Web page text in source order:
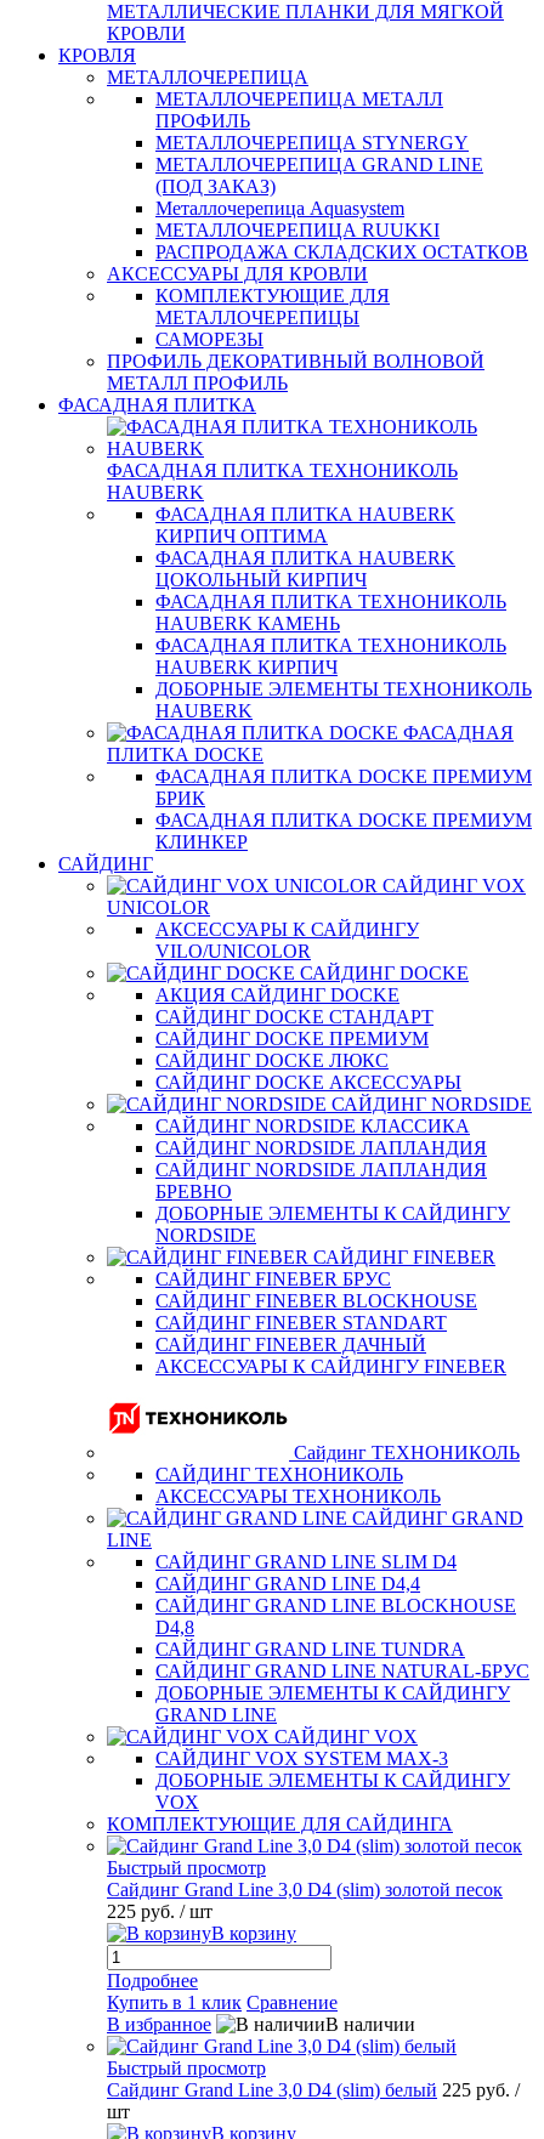
МЕТАЛЛИЧЕСКИЕ ПЛАНКИ ДЛЯ МЯГКОЙ
КРОВЛИ
КРОВЛЯ
МЕТАЛЛОЧЕРЕПИЦА
МЕТАЛЛОЧЕРЕПИЦА МЕТАЛЛ
ПРОФИЛЬ
МЕТАЛЛОЧЕРЕПИЦА STYNERGY
МЕТАЛЛОЧЕРЕПИЦА GRAND LINE
(ПОД ЗАКАЗ)
Металлочерепица Aquasystem
МЕТАЛЛОЧЕРЕПИЦА RUUKKI
РАСПРОДАЖА СКЛАДСКИХ ОСТАТКОВ
АКСЕССУАРЫ ДЛЯ КРОВЛИ
КОМПЛЕКТУЮЩИЕ ДЛЯ
МЕТАЛЛОЧЕРЕПИЦЫ
САМОРЕЗЫ
ПРОФИЛЬ ДЕКОРАТИВНЫЙ ВОЛНОВОЙ
МЕТАЛЛ ПРОФИЛЬ
ФАСАДНАЯ ПЛИТКА
ФАСАДНАЯ ПЛИТКА ТЕХНОНИКОЛЬ
HAUBERK
ФАСАДНАЯ ПЛИТКА HAUBERK
КИРПИЧ ОПТИМА
ФАСАДНАЯ ПЛИТКА HAUBERK
ЦОКОЛЬНЫЙ КИРПИЧ
ФАСАДНАЯ ПЛИТКА ТЕХНОНИКОЛЬ
HAUBERK КАМЕНЬ
ФАСАДНАЯ ПЛИТКА ТЕХНОНИКОЛЬ
HAUBERK КИРПИЧ
ДОБОРНЫЕ ЭЛЕМЕНТЫ ТЕХНОНИКОЛЬ
HAUBERK
ФАСАДНАЯ
ПЛИТКА DOCKE
ФАСАДНАЯ ПЛИТКА DOCKE ПРЕМИУМ
БРИК
ФАСАДНАЯ ПЛИТКА DOCKE ПРЕМИУМ
КЛИНКЕР
САЙДИНГ
САЙДИНГ VOX
UNICOLOR
АКСЕССУАРЫ К САЙДИНГУ
VILO/UNICOLOR
САЙДИНГ DOCKE
АКЦИЯ САЙДИНГ DOCKE
САЙДИНГ DOCKE СТАНДАРТ
САЙДИНГ DOCKE ПРЕМИУМ
САЙДИНГ DOCKE ЛЮКС
САЙДИНГ DOCKE АКСЕССУАРЫ
САЙДИНГ NORDSIDE
САЙДИНГ NORDSIDE КЛАССИКА
САЙДИНГ NORDSIDE ЛАПЛАНДИЯ
САЙДИНГ NORDSIDE ЛАПЛАНДИЯ
БРЕВНО
ДОБОРНЫЕ ЭЛЕМЕНТЫ К САЙДИНГУ
NORDSIDE
САЙДИНГ FINEBER
САЙДИНГ FINEBER БРУС
САЙДИНГ FINEBER BLOCKHOUSE
САЙДИНГ FINEBER STANDART
САЙДИНГ FINEBER ДАЧНЫЙ
АКСЕССУАРЫ К САЙДИНГУ FINEBER
Сайдинг ТЕХНОНИКОЛЬ
САЙДИНГ ТЕХНОНИКОЛЬ
АКСЕССУАРЫ ТЕХНОНИКОЛЬ
САЙДИНГ GRAND
LINE
САЙДИНГ GRAND LINE SLIM D4
САЙДИНГ GRAND LINE D4,4
САЙДИНГ GRAND LINE BLOCKHOUSE
D4,8
САЙДИНГ GRAND LINE TUNDRA
САЙДИНГ GRAND LINE NATURAL-БРУС
ДОБОРНЫЕ ЭЛЕМЕНТЫ К САЙДИНГУ
GRAND LINE
САЙДИНГ VOX
САЙДИНГ VOX SYSTEM MAX-3
ДОБОРНЫЕ ЭЛЕМЕНТЫ К САЙДИНГУ
VOX
КОМПЛЕКТУЮЩИЕ ДЛЯ САЙДИНГА
Быстрый просмотр
Сайдинг Grand Line 3,0 D4 (slim) золотой песок
225 руб. / шт
В корзину
Подробнее
Купить в 1 клик Сравнение
В избранное
В наличии
Быстрый просмотр
Сайдинг Grand Line 3,0 D4 (slim) белый 225 руб. /
шт
В корзину